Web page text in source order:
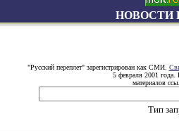
НОВОСТИ
"Русский переплет" зарегистрирован как СМИ.
5 февраля 2001 года.
материалов
Тип